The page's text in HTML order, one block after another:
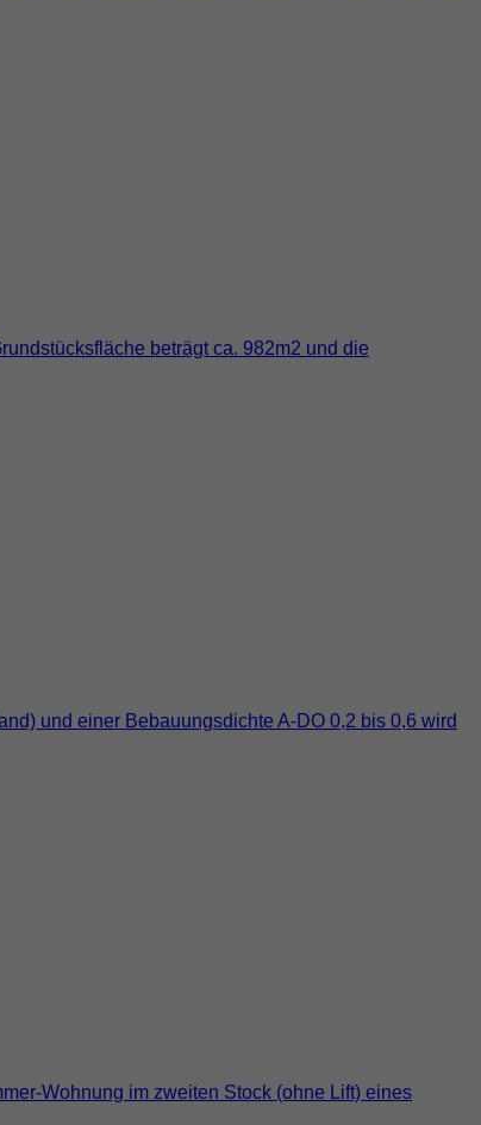
beträgt ca. 982m2 und die
und einer Bebauungsdichte A-DO 0,2 bis 0,6 wird
Wohnung im zweiten Stock (ohne Lift) eines